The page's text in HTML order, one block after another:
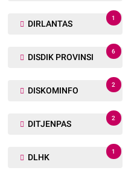
DIRLANTAS
1
DISDIK PROVINSI
6
DISKOMINFO
2
DITJENPAS
2
DLHK
1